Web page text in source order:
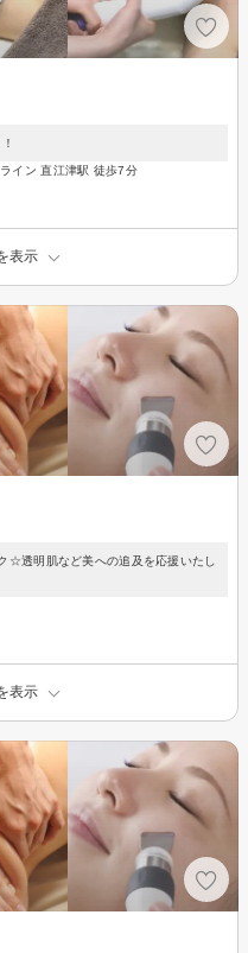
イン 直江津駅 徒歩7分
表示
☆透明肌など美への追及を応援いたし
表示